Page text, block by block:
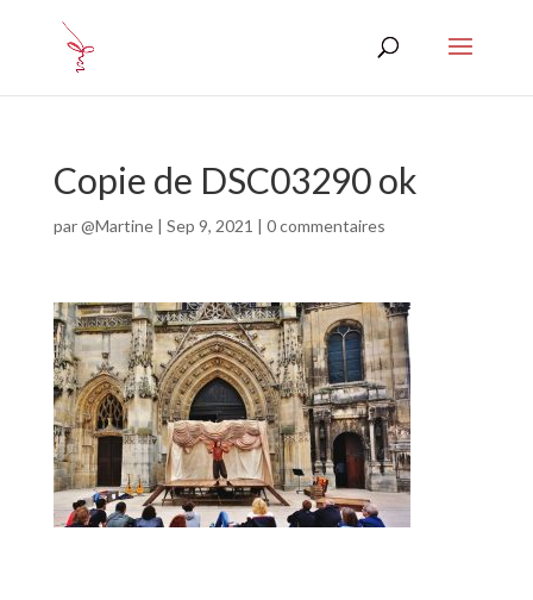
Copie de DSC03290 ok
par@Martine| Sep 9, 2021 | 0 commentaires